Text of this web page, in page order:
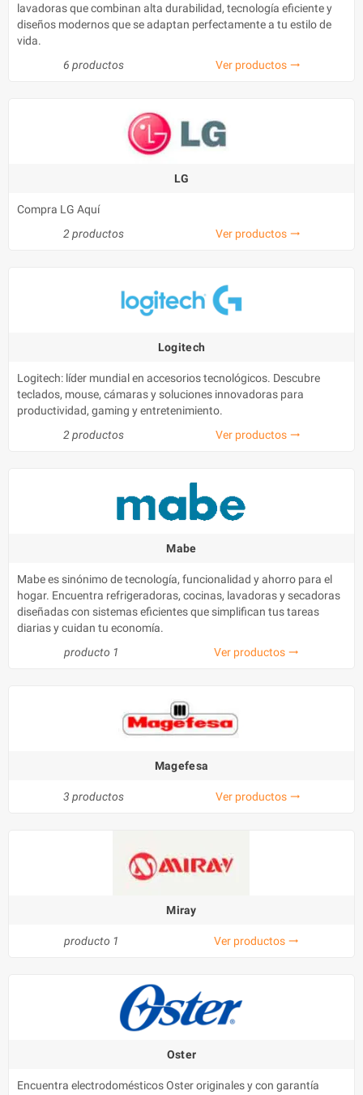
lavadoras que combinan alta durabilidad, tecnología eficiente y
diseños modernos que se adaptan perfectamente a tu estilo de
vida.
6 productos
Ver productos trending_flat
LG
Compra LG Aquí
2 productos
Ver productos trending_flat
Logitech
Logitech: líder mundial en accesorios tecnológicos. Descubre
teclados, mouse, cámaras y soluciones innovadoras para
productividad, gaming y entretenimiento.
2 productos
Ver productos trending_flat
Mabe
Mabe es sinónimo de tecnología, funcionalidad y ahorro para el
hogar. Encuentra refrigeradoras, cocinas, lavadoras y secadoras
diseñadas con sistemas eficientes que simplifican tus tareas
diarias y cuidan tu economía.
producto 1
Ver productos trending_flat
Magefesa
3 productos Ver productos trending_flat
Miray
producto 1 Ver productos trending_flat
Oster
Encuentra electrodomésticos Oster originales y con garantía